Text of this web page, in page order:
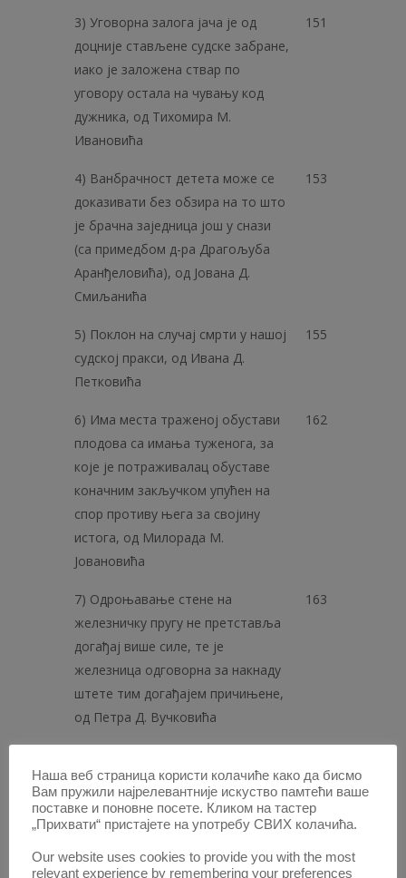
3) Уговорна залога јача је од
доцније стављене судске забране,
иако је заложена ствар по
уговору остала на чувању код
дужника, од Тихомира М.
Ивановића
151
4) Ванбрачност детета може се
доказивати без обзира на то што
је брачна заједница још у снази
(са примедбом д-ра Драгољуба
Аранђеловића), од Јована Д.
Смиљанића
153
5) Поклон на случај смрти у нашој
судској пракси, од Ивана Д.
Петковића
155
6) Има места траженој обустави
плодова са имања туженога, за
које је потраживалац обуставе
коначним закључком упућен на
спор противу њега за својину
истога, од Милорада М.
Јовановића
162
7) Одроњавање стене на
железничку пругу не претставља
догађај више силе, те је
железница одговорна за накнаду
штете тим догађајем причињене,
од Петра Д. Вучковића
163
једне стране државе ужива код
нас право екстериториалности,
од Петра Д. Вучковића
9) Примена прописа § 176 Крив, 166
Наша веб страница користи колачиће како да бисмо
Вам пружили најрелевантније искуство памтећи ваше
поставке и поновне посете. Кликом на тастер
„Прихвати“ пристајете на употребу СВИХ колачића.
Our website uses cookies to provide you with the most
relevant experience by remembering your preferences